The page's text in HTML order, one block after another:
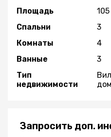
Площадь
105
Спальни
3
Комнаты
4
Ванные
3
Тип
недвижимости
Запросить доп.